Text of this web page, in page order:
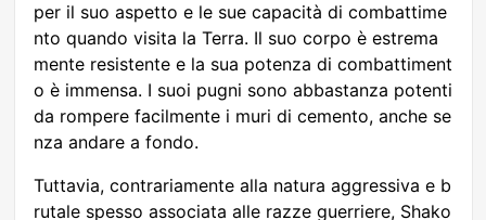
per il suo aspetto e le sue capacità di combattime
nto quando visita la Terra. Il suo corpo è estrema
mente resistente e la sua potenza di combattiment
o è immensa. I suoi pugni sono abbastanza potenti
da rompere facilmente i muri di cemento, anche se
nza andare a fondo.
Tuttavia, contrariamente alla natura aggressiva e b
rutale spesso associata alle razze guerriere, Shako